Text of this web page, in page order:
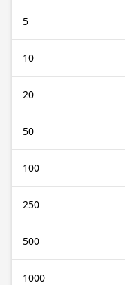
5
10
20
50
100
250
500
1000